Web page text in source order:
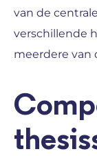
van de
verschillende
meerdere van